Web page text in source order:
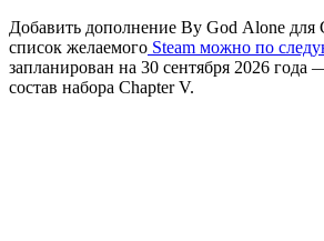
Добавить дополнение By God Alone для
список желаемого Steam можно по
запланирован на 30 сентября 2026 года
состав набора Chapter V.